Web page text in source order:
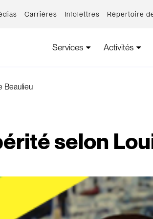
Carrières Infolettres Répertoire
Services Activités
Beaulieu
selon